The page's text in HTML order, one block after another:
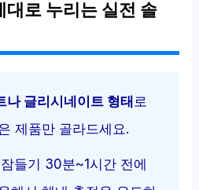
대로 누리는 실전 솔
나 글리시네이트 형태 로
제품만 골라드세요.
잠들기 30분~1시간 전에